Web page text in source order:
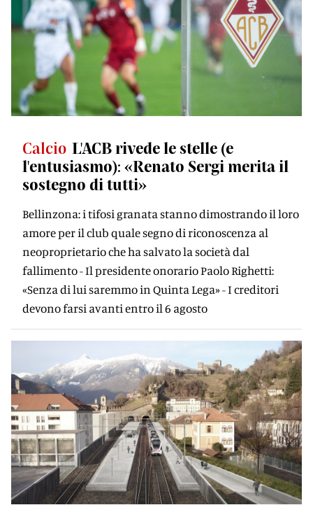
Calcio L'ACB rivede le stelle (e
l'entusiasmo): «Renato Sergi merita il
sostegno di tutti»
Bellinzona: i tifosi granata stanno dimostrando il loro
amore per il club quale segno di riconoscenza al
neoproprietario che ha salvato la società dal
fallimento - Il presidente onorario Paolo Righetti:
«Senza di lui saremmo in Quinta Lega» - I creditori
devono farsi avanti entro il 6 agosto